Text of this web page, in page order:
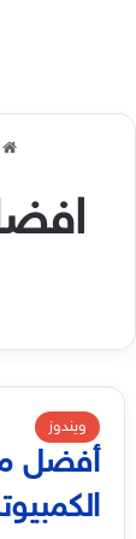
ويندوز
أفضل
الكمبيوتر